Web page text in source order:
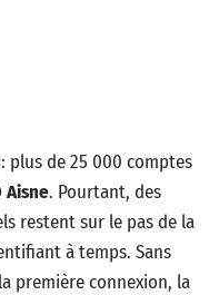
plus de 25 000 comptes
Aisne. Pourtant, des
restent sur le pas de la
à temps. Sans
première connexion, la